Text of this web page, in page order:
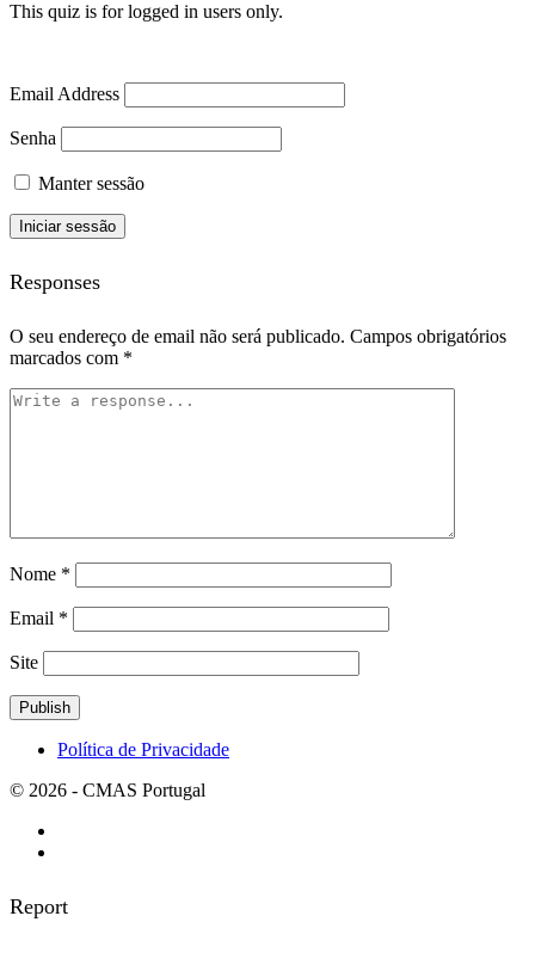
This quiz is for logged in users only.
Email Address
Senha
Manter sessão
Responses
O seu endereço de email não será publicado. Campos obrigatórios
marcados com *
Nome *
Email *
Site
Política de Privacidade
© 2026 - CMAS Portugal
Report